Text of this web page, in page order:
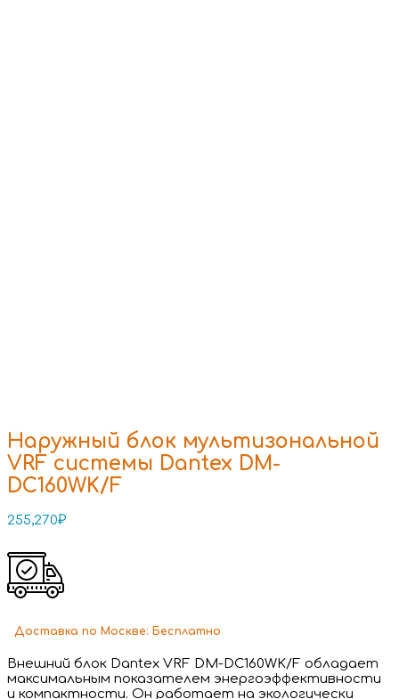
Наружный блок мультизональной
VRF системы Dantex DM-
DC160WK/F
255,270₽
Доставка по Москве: Бесплатно
Внешний блок Dantex VRF DM-DC160WK/F обладает
максимальным показателем энергоэффективности
и компактности. Он работает на экологически